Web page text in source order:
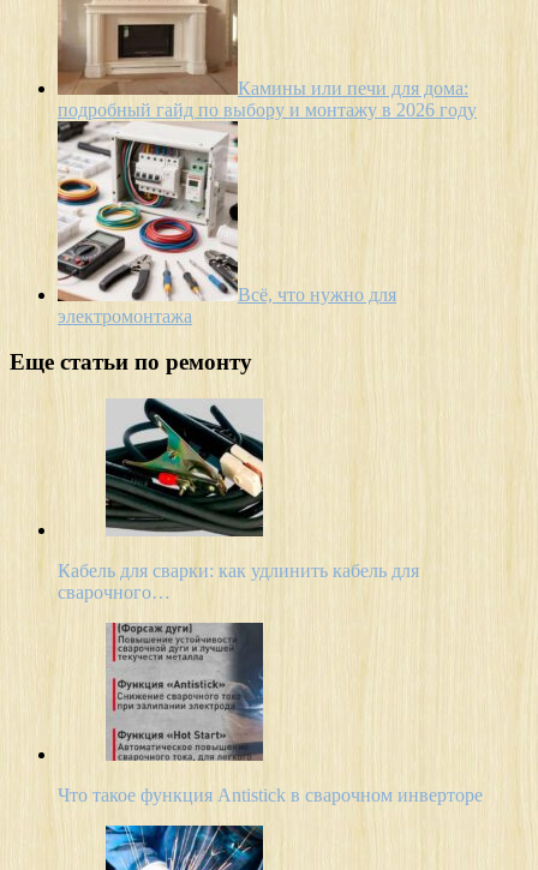
Камины или печи для дома:
подробный гайд по выбору и монтажу в 2026 году
Всё, что нужно для
электромонтажа
Еще статьи по ремонту
Кабель для сварки: как удлинить кабель для
сварочного…
Что такое функция Antistick в сварочном инверторе